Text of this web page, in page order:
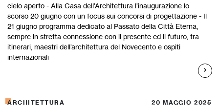
cielo aperto - Alla Casa dell’Architettura l’inaugurazione lo
scorso 20 giugno con un focus sui concorsi di progettazione - Il
21 giugno programma dedicato al Passato della Città Eterna,
sempre in stretta connessione con il presente ed il futuro, tra
itinerari, maestri dell’architettura del Novecento e ospiti
internazionali
ARCHITETTURA 20 MAGGIO 2025